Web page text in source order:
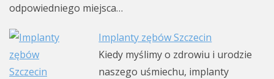
odpowiedniego miejsca…
Implanty zębów Szczecin
Kiedy myślimy o zdrowiu i urodzie
naszego uśmiechu, implanty